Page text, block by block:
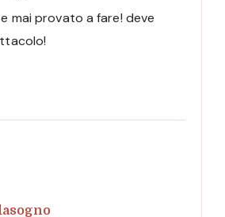
mai provato a fare! deve